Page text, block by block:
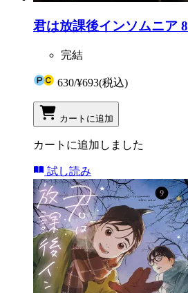
君は放課後インソムニア 8
完結
630/¥693(税込)
カートに追加
カートに追加しました
試し読み